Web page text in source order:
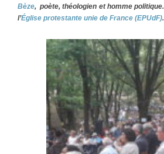
Bèze, poète, théologien et homme
l’Église protestante unie de France (EPUdF).